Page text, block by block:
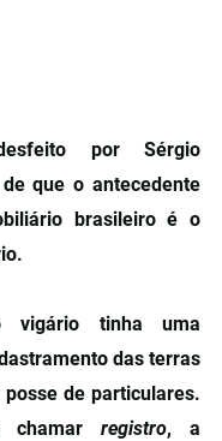
por Sérgio
que o antecedente
brasileiro é o
vigário tinha uma
das terras
de particulares.
chamar registro, a